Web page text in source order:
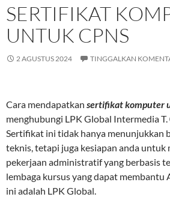
SERTIFIKAT
UNTUK CPNS
2 AGUSTUS 2024 TINGGALKAN
Cara mendapatkan sertifikat komputer
menghubungi LPK Global Intermedia
Sertifikat ini tidak hanya menunjukkan
teknis, tetapi juga kesiapan anda untuk
pekerjaan administratif yang berbasis
lembaga kursus yang dapat
ini adalah LPK Global.